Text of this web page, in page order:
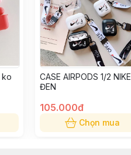
đơn hàng.
ko
CASE AIRPODS 1/2 NIKE
ĐEN
105.000đ
Chọn mua